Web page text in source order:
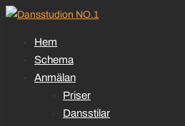
Hem
Schema
Anmälan
Priser
Dansstilar